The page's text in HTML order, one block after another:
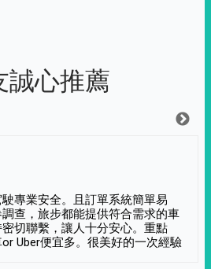
誠心推薦
專業安全。且訂單系統簡單易
查，旅步都能提供符合需求的車
切聯繫，讓人十分安心。重點
Uber便宜多。很美好的一次經驗